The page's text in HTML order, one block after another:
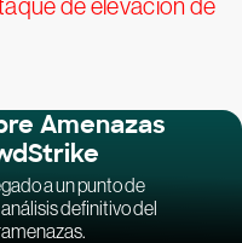
de elevación de
Amenazas
a un punto de
definitivo del